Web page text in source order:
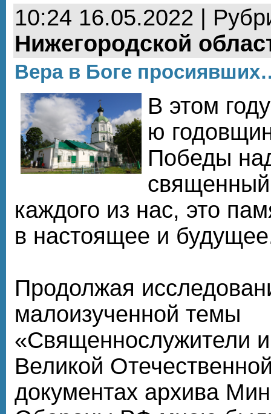
10:24 16.05.2022 |
Нижегородской
Вера в Боге
В этом
ю
Победы
каждого из нас, это
в настоящее и
Продолжая
малоизученной темы
«Священнослужители
Великой
документах архива